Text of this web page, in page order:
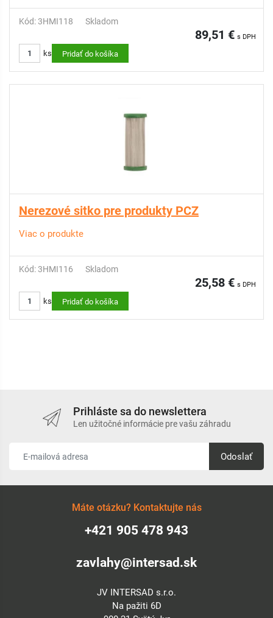
Kód: 3HMI118 Skladom
89,51 € s DPH
ks Pridať do košíka
Nerezové sitko pre produkty PCZ
Viac o produkte
Kód: 3HMI116 Skladom
25,58 € s DPH
ks Pridať do košíka
Prihláste sa do newslettera
Len užitočné informácie pre vašu záhradu
Odoslať
Máte otázku? Kontaktujte nás
+421 905 478 943
zavlahy@intersad.sk
JV INTERSAD s.r.o.
Na pažiti 6D